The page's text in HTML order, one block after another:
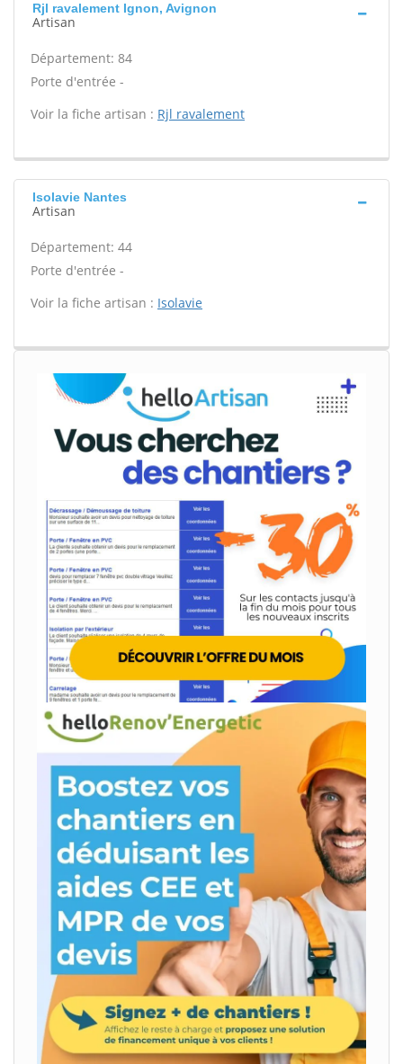
Rjl ravalement Ignon, Avignon
Artisan
Département: 84
Porte d'entrée -
Voir la fiche artisan : Rjl ravalement
Isolavie Nantes
Artisan
Département: 44
Porte d'entrée -
Voir la fiche artisan : Isolavie